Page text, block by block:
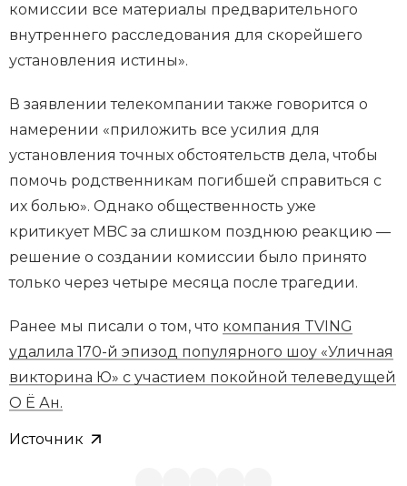
комиссии все материалы предварительного
внутреннего расследования для скорейшего
установления истины».
В заявлении телекомпании также говорится о
намерении «приложить все усилия для
установления точных обстоятельств дела, чтобы
помочь родственникам погибшей справиться с
их болью». Однако общественность уже
критикует MBC за слишком позднюю реакцию —
решение о создании комиссии было принято
только через четыре месяца после трагедии.
Ранее мы писали о том, что компания TVING
удалила 170-й эпизод популярного шоу «Уличная
викторина Ю» с участием покойной телеведущей
О Ё Ан.
Источник